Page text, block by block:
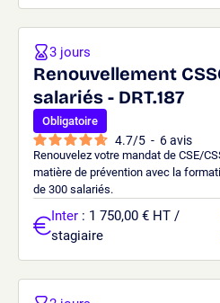
Renouvellement
salariés - DRT.187
Obligatoire
4.7/5 - 6avis
Renouvelez votre mandat de CSE/
matière de prévention avec la
de 300 salariés.
3 jours
Inter : 1 750,00 € HT /
stagiaire